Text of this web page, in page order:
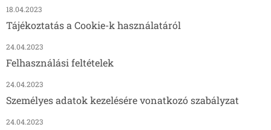
18.04.2023
Tájékoztatás a Cookie-k használatáról
24.04.2023
Felhasználási feltételek
24.04.2023
Személyes adatok kezelésére vonatkozó szabályzat
24.04.2023